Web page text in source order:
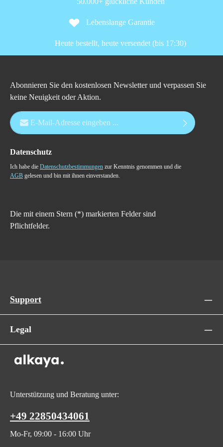
Lebenslange Garantie
Heute bestellt, heute versendet (bis 17:30)
Abonnieren Sie den kostenlosen Newsletter und verpassen Sie
keine Neuigkeit oder Aktion.
E-Mail-Adresse*
Datenschutz
Ich habe die Datenschutzbestimmungen zur Kenntnis genommen und die
AGB gelesen und bin mit ihnen einverstanden.
Die mit einem Stern (*) markierten Felder sind
Pflichtfelder.
Support
Legal
Unterstützung und Beratung unter:
+49 22850434061
Mo-Fr, 09:00 - 16:00 Uhr